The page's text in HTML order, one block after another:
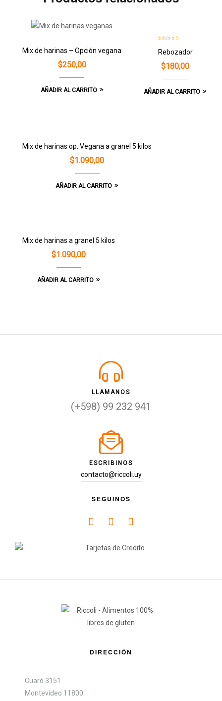
Mix de harinas – Opción vegana
$250,00
AÑADIR AL CARRITO
5.00de 5
Rebozador
$180,00
AÑADIR AL CARRITO
Mix de harinas op. Vegana a granel 5 kilos
$1.090,00
AÑADIR AL CARRITO
Mix de harinas a granel 5 kilos
$1.090,00
AÑADIR AL CARRITO
LLAMANOS
(+598) 99 232 941
ESCRIBINOS
contacto@riccoli.uy
SEGUINOS
DIRECCIÓN
Cuaró 3151
Montevideo 11800